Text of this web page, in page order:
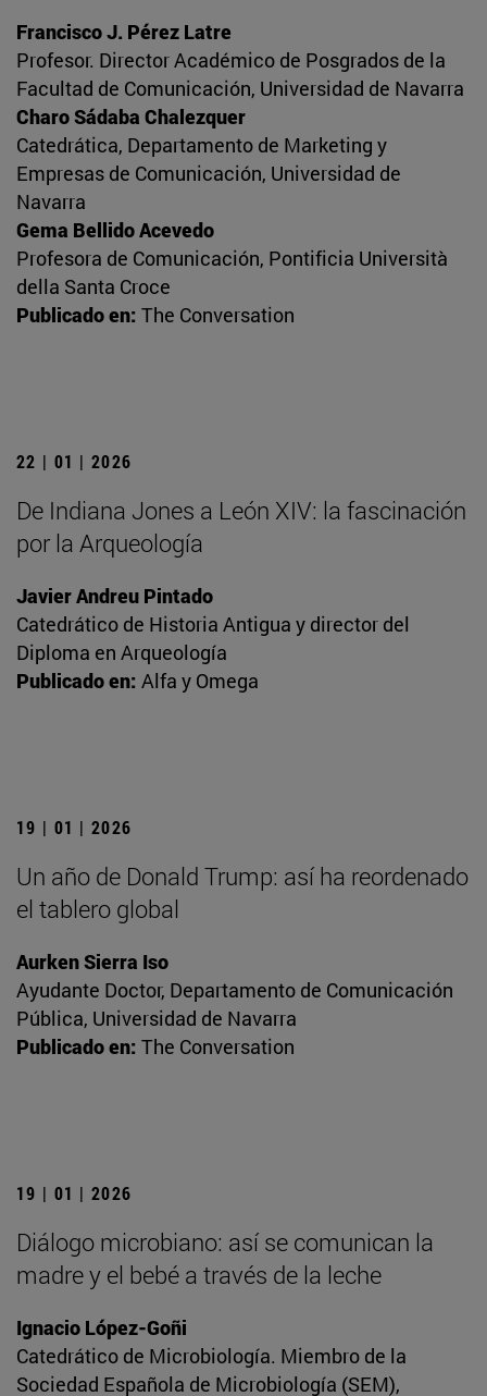
Francisco J. Pérez Latre
Profesor. Director Académico de Posgrados de la
Facultad de Comunicación, Universidad de Navarra
Charo Sádaba Chalezquer
Catedrática, Departamento de Marketing y
Empresas de Comunicación, Universidad de
Navarra
Gema Bellido Acevedo
Profesora de Comunicación, Pontificia Università
della Santa Croce
Publicado en: The Conversation
22 | 01 | 2026
De Indiana Jones a León XIV: la fascinación
por la Arqueología
Javier Andreu Pintado
Catedrático de Historia Antigua y director del
Diploma en Arqueología
Publicado en: Alfa y Omega
19 | 01 | 2026
Un año de Donald Trump: así ha reordenado
el tablero global
Aurken Sierra Iso
Ayudante Doctor, Departamento de Comunicación
Pública, Universidad de Navarra
Publicado en: The Conversation
19 | 01 | 2026
Diálogo microbiano: así se comunican la
madre y el bebé a través de la leche
Ignacio López-Goñi
Catedrático de Microbiología. Miembro de la
Sociedad Española de Microbiología (SEM),